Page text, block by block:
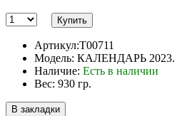
Купить
Артикул:T00711
Модель: КАЛЕНДАРЬ 2023.
Наличие: Есть в наличии
Вес: 930 гр.
В закладки